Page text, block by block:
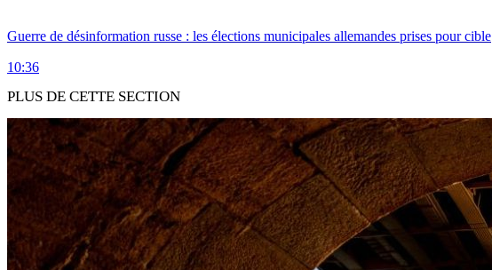
Guerre de désinformation russe : les élections municipales allemandes prises pour cible
10:36
PLUS DE CETTE SECTION